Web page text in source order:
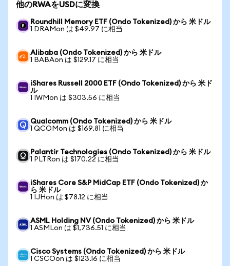
他のRWAをUSDに変換
Roundhill Memory ETF (Ondo Tokenized) から 米ドル
1 DRAMon は $49.97 に相当
Alibaba (Ondo Tokenized) から 米ドル
1 BABAon は $129.17 に相当
iShares Russell 2000 ETF (Ondo Tokenized) から 米ド
ル
1 IWMon は $303.56 に相当
Qualcomm (Ondo Tokenized) から 米ドル
1 QCOMon は $169.81 に相当
Palantir Technologies (Ondo Tokenized) から 米ドル
1 PLTRon は $170.22 に相当
iShares Core S&P MidCap ETF (Ondo Tokenized) か
ら 米ドル
1 IJHon は $78.12 に相当
ASML Holding NV (Ondo Tokenized) から 米ドル
1 ASMLon は $1,736.51 に相当
Cisco Systems (Ondo Tokenized) から 米ドル
1 CSCOon は $123.16 に相当